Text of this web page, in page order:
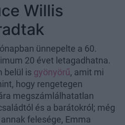
Willis
ünnepelte a 60.
20 évet letagadhatna.
belül is gyönyörű, amit mi
hogy rengetegen
megszámlálhatatlan
és a barátokról; még
felesége, Emma